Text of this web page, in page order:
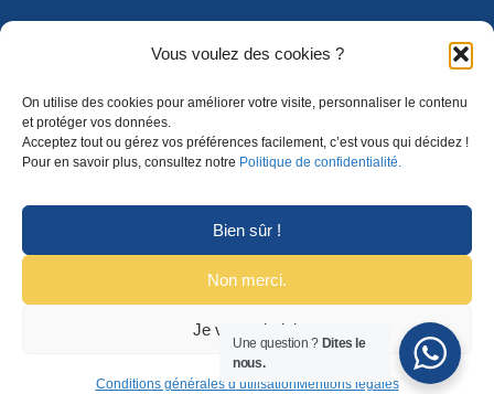
Vous voulez des cookies ?
On utilise des cookies pour améliorer votre visite, personnaliser le contenu
et protéger vos données.
Acceptez tout ou gérez vos préférences facilement, c’est vous qui décidez !
Pour en savoir plus, consultez notre Politique de confidentialité.
Bien sûr !
Non merci.
Je veux choisir
Conditions générales d’utilisationMentions légales
Règlement intérieur
CGU
CGV
© Copyright 2025 Formalyon Conseil. Tous droits réservés.
Une question ? Dites le
nous.